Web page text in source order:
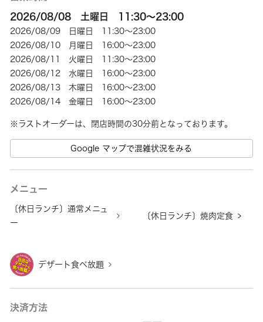
2026/08/08 土曜日 11:30～23:00
2026/08/09 日曜日 11:30～23:00
2026/08/10 月曜日 16:00～23:00
2026/08/11 火曜日 11:30～23:00
2026/08/12 水曜日 16:00～23:00
2026/08/13 木曜日 16:00～23:00
2026/08/14 金曜日 16:00～23:00
※ラストオーダーは、閉店時間の30分前となっております。
Google マップで混雑状況をみる
メニュー
〔休日ランチ〕通常メニュ
ー
〔休日ランチ〕焼肉定食
デザート食べ放題
決済方法